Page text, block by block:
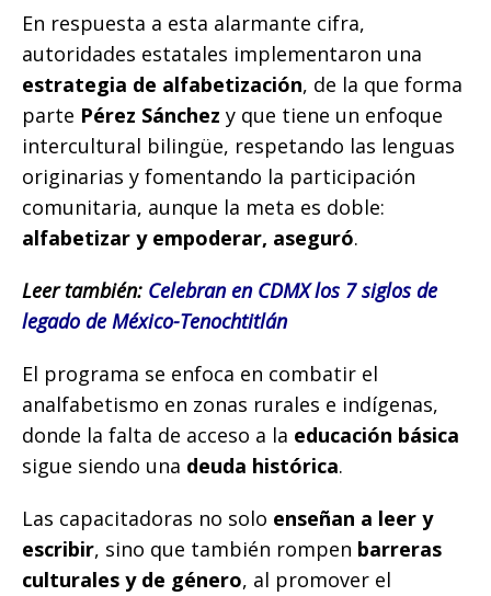
En respuesta a esta alarmante cifra,
autoridades estatales implementaron una
estrategia de alfabetización, de la que forma
parte Pérez Sánchez y que tiene un enfoque
intercultural bilingüe, respetando las lenguas
originarias y fomentando la participación
comunitaria, aunque la meta es doble:
alfabetizar y empoderar, aseguró.
Leer también: Celebran en CDMX los 7 siglos de
legado de México-Tenochtitlán
El programa se enfoca en combatir el
analfabetismo en zonas rurales e indígenas,
donde la falta de acceso a la educación básica
sigue siendo una deuda histórica.
Las capacitadoras no solo enseñan a leer y
escribir, sino que también rompen barreras
culturales y de género, al promover el